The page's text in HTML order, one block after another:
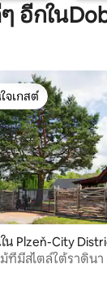
อีกใน
ก 5, 11 รีวิว
จเกสต์
จเกสต์
น Plzeň-City
ที่มีสไตล์ใต้ราดินา